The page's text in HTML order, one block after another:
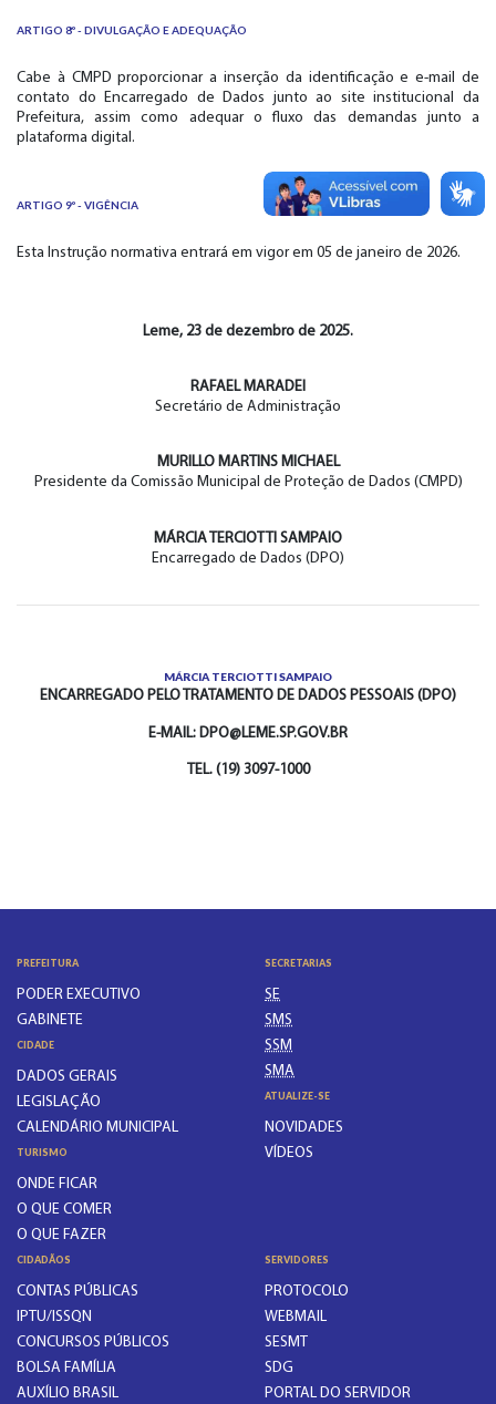
ARTIGO 8º - DIVULGAÇÃO E ADEQUAÇÃO
Cabe à CMPD proporcionar a inserção da identificação e e-mail de
contato do Encarregado de Dados junto ao site institucional da
Prefeitura, assim como adequar o fluxo das demandas junto a
plataforma digital.
ARTIGO 9º - VIGÊNCIA
Esta Instrução normativa entrará em vigor em 05 de janeiro de 2026.
Leme, 23 de dezembro de 2025.
RAFAEL MARADEI
Secretário de Administração
MURILLO MARTINS MICHAEL
Presidente da Comissão Municipal de Proteção de Dados (CMPD)
MÁRCIA TERCIOTTI SAMPAIO
Encarregado de Dados (DPO)
MÁRCIA TERCIOTTI SAMPAIO
ENCARREGADO PELO TRATAMENTO DE DADOS PESSOAIS (DPO)
E-MAIL: DPO@LEME.SP.GOV.BR
TEL. (19) 3097-1000
PREFEITURA
PODER EXECUTIVO
GABINETE
CIDADE
DADOS GERAIS
LEGISLAÇÃO
CALENDÁRIO MUNICIPAL
TURISMO
ONDE FICAR
O QUE COMER
O QUE FAZER
SECRETARIAS
SE
SMS
SSM
SMA
ATUALIZE-SE
NOVIDADES
VÍDEOS
CIDADÃOS
CONTAS PÚBLICAS
IPTU/ISSQN
CONCURSOS PÚBLICOS
BOLSA FAMÍLIA
AUXÍLIO BRASIL
SERVIDORES
PROTOCOLO
WEBMAIL
SESMT
SDG
PORTAL DO SERVIDOR